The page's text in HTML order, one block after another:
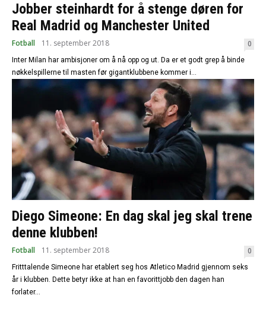
Jobber steinhardt for å stenge døren for
Real Madrid og Manchester United
Fotball 11. september 2018 0
Inter Milan har ambisjoner om å nå opp og ut. Da er et godt grep å binde
nøkkelspillerne til masten før gigantklubbene kommer i...
Diego Simeone: En dag skal jeg skal trene
denne klubben!
Fotball 11. september 2018 0
Fritttalende Simeone har etablert seg hos Atletico Madrid gjennom seks
år i klubben. Dette betyr ikke at han en favorittjobb den dagen han
forlater...